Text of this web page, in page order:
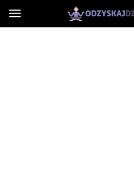
OdzyskajDzien.pl